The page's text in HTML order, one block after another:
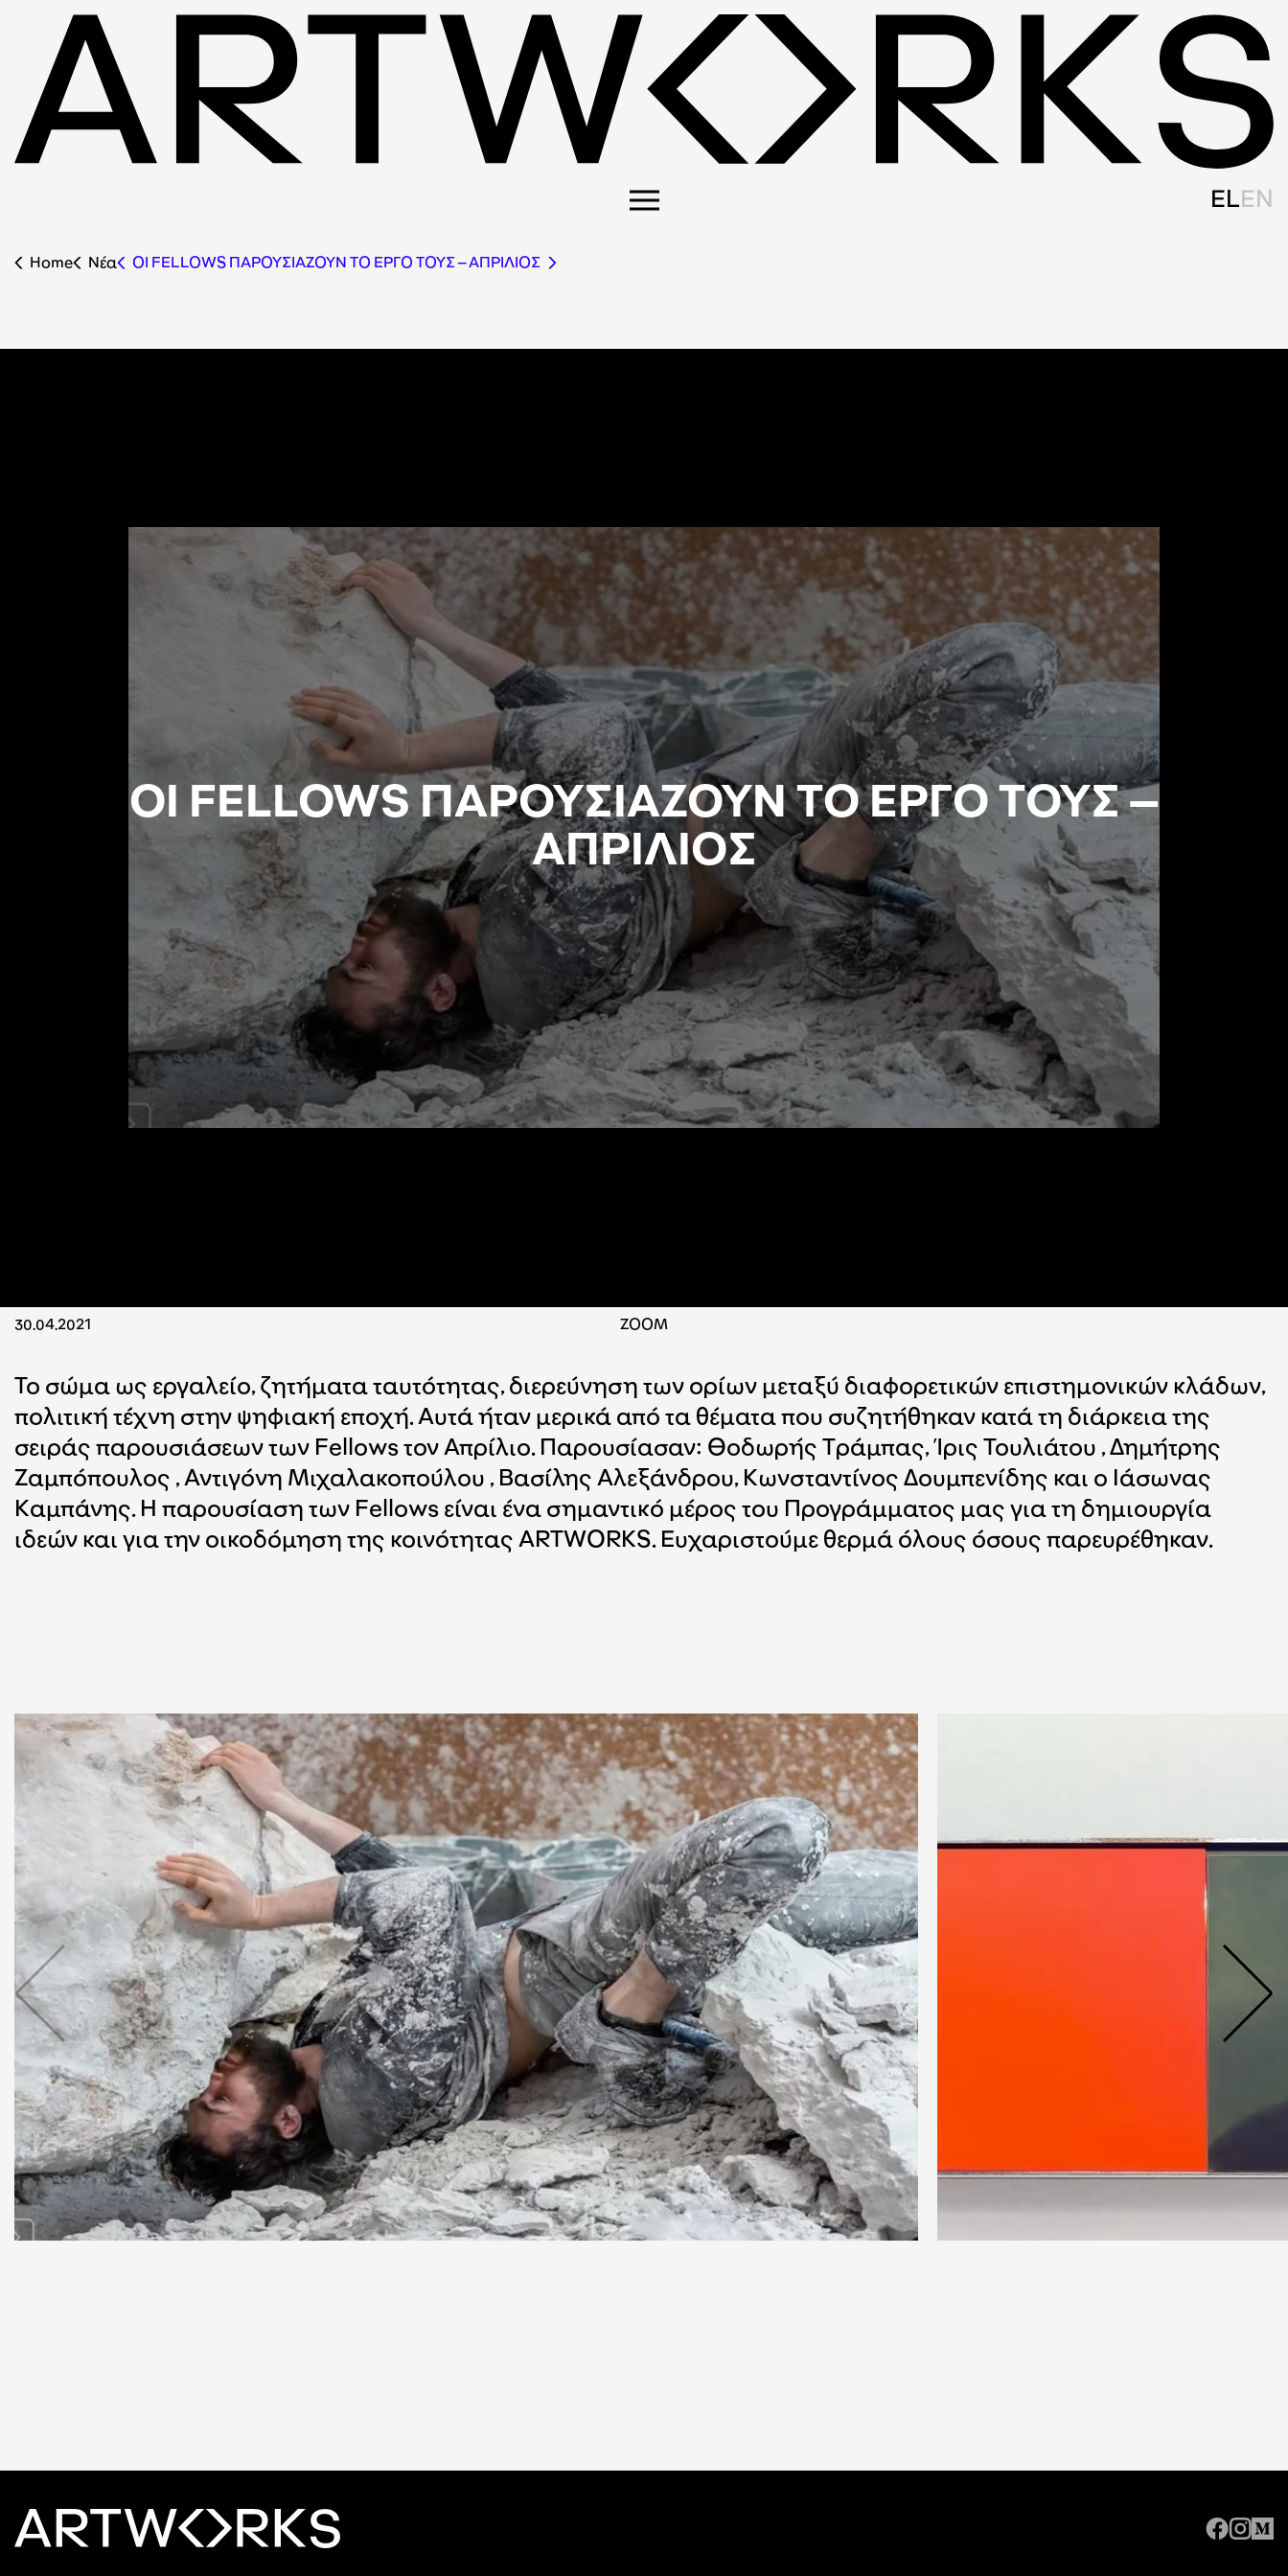
EL EN
Home Nέα ΟΙ FELLOWS ΠΑΡΟΥΣΙΑΖΟΥΝ ΤΟ ΕΡΓΟ ΤΟΥΣ – AΠΡΙΛΙΟΣ
ΟΙ FELLOWS ΠΑΡΟΥΣΙΑΖΟΥΝ ΤΟ ΕΡΓΟ ΤΟΥΣ –
AΠΡΙΛΙΟΣ
30.04.2021 ΖΟΟΜ
Το σώμα ως εργαλείο, ζητήματα ταυτότητας, διερεύνηση των ορίων μεταξύ διαφορετικών επιστημονικών κλάδων,
πολιτική τέχνη στην ψηφιακή εποχή. Αυτά ήταν μερικά από τα θέματα που συζητήθηκαν κατά τη διάρκεια της
σειράς παρουσιάσεων των Fellows τον Απρίλιο. Παρουσίασαν: Θοδωρής Τράμπας, Ίρις Τουλιάτου , Δημήτρης
Ζαμπόπουλος , Αντιγόνη Μιχαλακοπούλου , Βασίλης Αλεξάνδρου, Κωνσταντίνος Δουμπενίδης και ο Ιάσωνας
Καμπάνης. Η παρουσίαση των Fellows είναι ένα σημαντικό μέρος του Προγράμματος μας για τη δημιουργία
ιδεών και για την οικοδόμηση της κοινότητας ARTWORKS. Ευχαριστούμε θερμά όλους όσους παρευρέθηκαν.